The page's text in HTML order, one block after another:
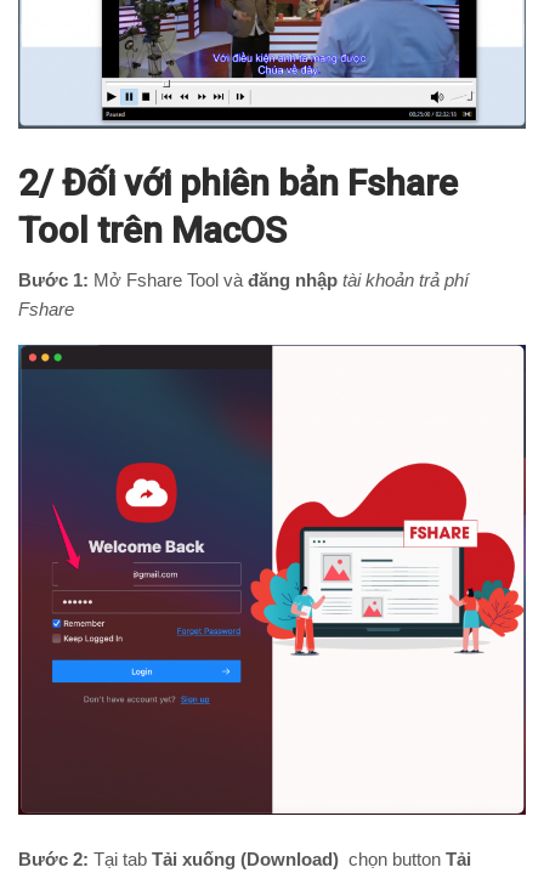
2/ Đối với phiên bản Fshare
Tool trên MacOS
Bước 1: Mở Fshare Tool và đăng nhập tài khoản trả phí
Fshare
Bước 2: Tại tab Tải xuống (Download) chọn button Tải